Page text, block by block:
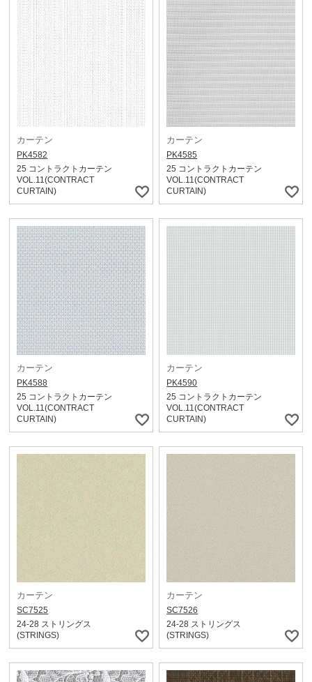
カーテン
PK4582
25 コントラクトカーテン
VOL.11(CONTRACT
CURTAIN)
カーテン
PK4585
25 コントラクトカーテン
VOL.11(CONTRACT
CURTAIN)
カーテン
PK4588
25 コントラクトカーテン
VOL.11(CONTRACT
CURTAIN)
カーテン
PK4590
25 コントラクトカーテン
VOL.11(CONTRACT
CURTAIN)
カーテン
SC7525
24-28 ストリングス
(STRINGS)
カーテン
SC7526
24-28 ストリングス
(STRINGS)